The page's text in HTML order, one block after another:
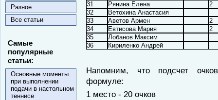
Разное
Все статьи
Самые
популярные
статьи:
Основные моменты
при выполнении
подачи в настольном
теннисе
31
Рянина Елена
2
32
Ветохина Анастасия
33
Аветов Армен
2
34
Евтисова Мария
2
35
Лобанов Максим
36
Кириленко Андрей
Напомним, что подсчет
формуле:
1 место - 20 очков